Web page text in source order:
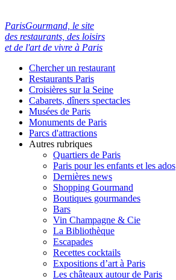
ParisGourmand, le site
des restaurants, des loisirs
et de l'art de vivre à Paris
Chercher un restaurant
Restaurants Paris
Croisières sur la Seine
Cabarets, dîners spectacles
Musées de Paris
Monuments de Paris
Parcs d'attractions
Autres rubriques
Quartiers de Paris
Paris pour les enfants et les ados
Dernières news
Shopping Gourmand
Boutiques gourmandes
Bars
Vin Champagne & Cie
La Bibliothèque
Escapades
Recettes cocktails
Expositions d’art à Paris
Les châteaux autour de Paris